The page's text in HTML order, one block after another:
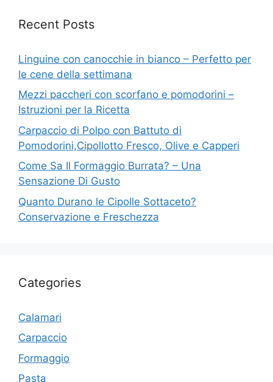
Recent Posts
Linguine con canocchie in bianco – Perfetto per
le cene della settimana
Mezzi paccheri con scorfano e pomodorini –
Istruzioni per la Ricetta
Carpaccio di Polpo con Battuto di
Pomodorini,Cipollotto Fresco, Olive e Capperi
Come Sa Il Formaggio Burrata? – Una
Sensazione Di Gusto
Quanto Durano le Cipolle Sottaceto?
Conservazione e Freschezza
Categories
Calamari
Carpaccio
Formaggio
Pasta